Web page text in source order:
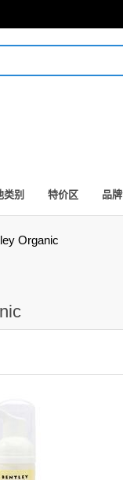
类别 特价区 品
Organic